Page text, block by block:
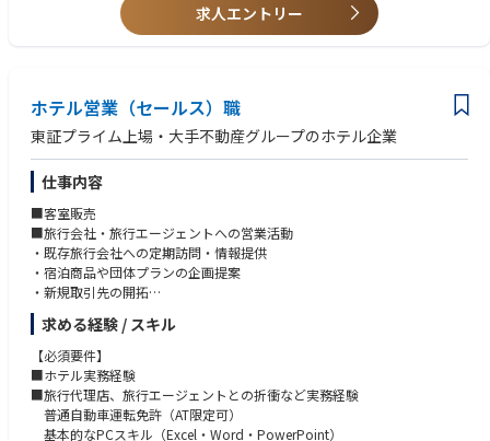
▼キャリアパス
■働き方
・物件調査や業者訪問など現場対応が多いため、直行直帰を中心とした働
き方となります。
・資料作成などの業務については、業務状況に応じてリモートワーク（在
・週1回の定例出社日を設けており、チームでの情報共有や打合せを行っ
ています。
└お客様先への訪問や現場対応など、業務スケジュールに応じて出社日を
調整する場合があります。
└社内イベントや会議、打合せ等、業務上必要な場合には定例日以外に出
社いただくことがあります。
・時差出勤制度あり（社内規定に基づき事前申請により所定勤務時間の変
更が可能です。）
※OJT期間中は出社を中心に業務に慣れていただきます。
・用地仕入れ・開発・不動産企画業務の経験
求人エントリー
ホテル営業（セールス）職
東証プライム上場・大手不動産グループのホテル企業
仕事内容
■客室販売
■旅行会社・旅行エージェントへの営業活動
・既存旅行会社への定期訪問・情報提供
・宿泊商品や団体プランの企画提案
・新規取引先の開拓
・旅行商品造成の打ち合わせ
■法人営業
・企業研修や社員旅行の誘致
・スポーツ団体や教育旅行の提案
・各種イベント・会議利用の提案
・新規法人顧客の開拓
■団体宿泊案件の運営サポート
求める経験 / スキル
【必須要件】
■ホテル実務経験
■旅行代理店、旅行エージェントとの折衝など実務経験
普通自動車運転免許（AT限定可）
基本的なPCスキル（Excel・Word・PowerPoint）